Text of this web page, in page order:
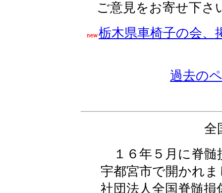
ご意見をお寄せ下さ
栃木県車椅子の会、
過去の
全
１６年５月に脊髄
宇都宮市で開かれ
社団法人全国脊髄